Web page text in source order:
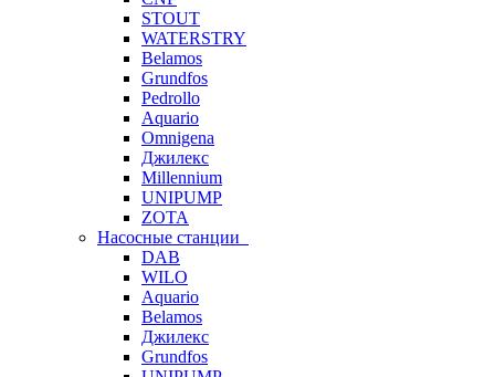
STOUT
WATERSTRY
Belamos
Grundfos
Pedrollo
Aquario
Omnigena
Джилекс
Millennium
UNIPUMP
ZOTA
Насосные станции
DAB
WILO
Aquario
Belamos
Джилекс
Grundfos